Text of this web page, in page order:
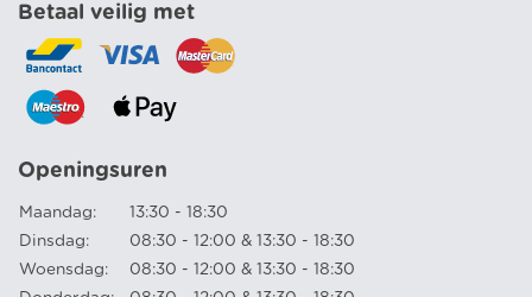
Betaal veilig met
Openingsuren
Maandag:
13:30 - 18:30
Dinsdag:
08:30 - 12:00 & 13:30 - 18:30
Woensdag:
08:30 - 12:00 & 13:30 - 18:30